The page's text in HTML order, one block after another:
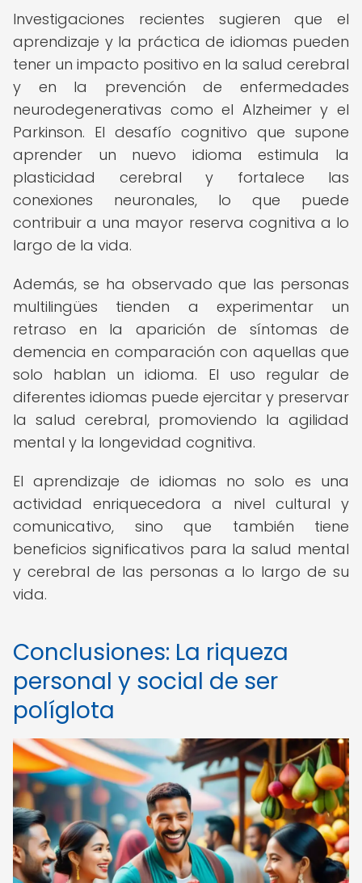
Investigaciones recientes sugieren que el
aprendizaje y la práctica de idiomas pueden
tener un impacto positivo en la salud cerebral
y en la prevención de enfermedades
neurodegenerativas como el Alzheimer y el
Parkinson. El desafío cognitivo que supone
aprender un nuevo idioma estimula la
plasticidad cerebral y fortalece las
conexiones neuronales, lo que puede
contribuir a una mayor reserva cognitiva a lo
largo de la vida.
Además, se ha observado que las personas
multilingües tienden a experimentar un
retraso en la aparición de síntomas de
demencia en comparación con aquellas que
solo hablan un idioma. El uso regular de
diferentes idiomas puede ejercitar y preservar
la salud cerebral, promoviendo la agilidad
mental y la longevidad cognitiva.
El aprendizaje de idiomas no solo es una
actividad enriquecedora a nivel cultural y
comunicativo, sino que también tiene
beneficios significativos para la salud mental
y cerebral de las personas a lo largo de su
vida.
Conclusiones: La riqueza
personal y social de ser
políglota